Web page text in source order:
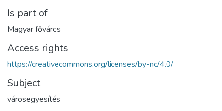
Is part of
Magyar főváros
Access rights
https://creativecommons.org/licenses/by-nc/4.0/
Subject
városegyesítés